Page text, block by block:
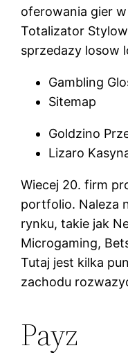
oferowania gier
Totalizator
sprzedazy losow
Gambling
Sitemap
Goldzino
Lizaro
Wiecej 20. firm
portfolio. Naleza
rynku, takie jak
Microgaming,
Tutaj jest kilka
zachodu
Payz